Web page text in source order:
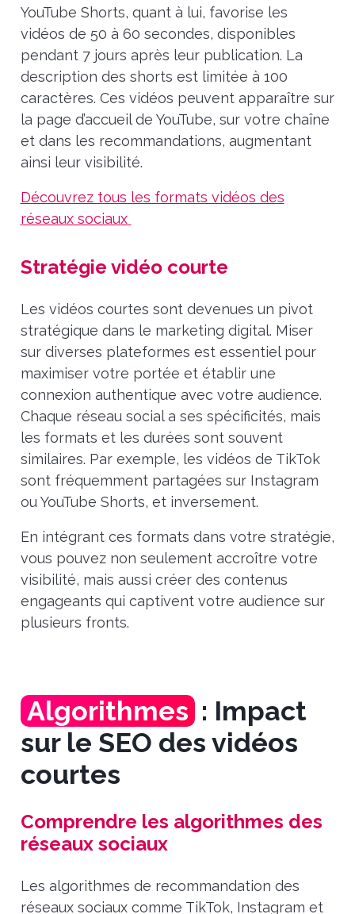
YouTube Shorts, quant à lui, favorise les
vidéos de 50 à 60 secondes, disponibles
pendant 7 jours après leur publication. La
description des shorts est limitée à 100
caractères. Ces vidéos peuvent apparaître sur
la page d’accueil de YouTube, sur votre chaîne
et dans les recommandations, augmentant
ainsi leur visibilité.
Découvrez tous les formats vidéos des
réseaux sociaux
Stratégie vidéo courte
Les vidéos courtes sont devenues un pivot
stratégique dans le marketing digital. Miser
sur diverses plateformes est essentiel pour
maximiser votre portée et établir une
connexion authentique avec votre audience.
Chaque réseau social a ses spécificités, mais
les formats et les durées sont souvent
similaires. Par exemple, les vidéos de TikTok
sont fréquemment partagées sur Instagram
ou YouTube Shorts, et inversement.
En intégrant ces formats dans votre stratégie,
vous pouvez non seulement accroître votre
visibilité, mais aussi créer des contenus
engageants qui captivent votre audience sur
plusieurs fronts.
Algorithmes: Impact
sur le SEO des vidéos
courtes
Comprendre les algorithmes des
réseaux sociaux
Les algorithmes de recommandation des
réseaux sociaux comme TikTok, Instagram et